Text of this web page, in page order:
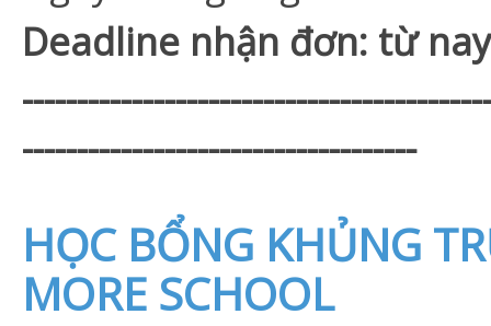
Deadline nhận đơn: từ
------------------------------------
HỌC BỔNG KHỦNG
MORE SCHOOL